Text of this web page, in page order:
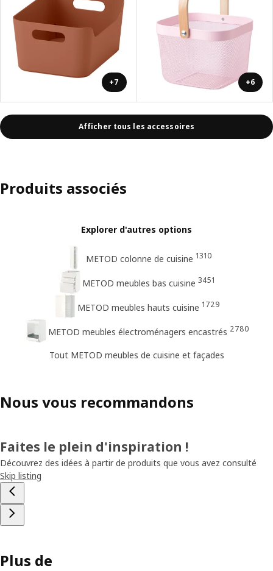
+7 +6
Afficher tous les accessoires
Produits associés
Explorer d'autres options
METOD colonne de cuisine 1310
METOD meubles bas cuisine 3451
METOD meubles hauts cuisine 1729
METOD meubles électroménagers encastrés 2780
Tout METOD meubles de cuisine et façades
Nous vous recommandons
Faites le plein d'inspiration !
Découvrez des idées à partir de produits que vous avez consulté
Skip listing
Plus de